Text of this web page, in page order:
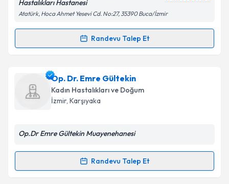
Metni'ni okudum ve kişisel verilerimin belirtilen
kapsamda işlenmesini kabul ediyorum.
Takvim Talebini Gönder
Hastalıkları Hastanesi
Atatürk, Hoca Ahmet Yesevi Cd. No:27, 35390 Buca/İzmir
Randevu Talep Et
Randevu Takvimi Talebi
Dr. Aysun Aybatlıiçin randevu takvimi talebi
oluşturun. Size bu uzmandan randevu almanız için bir
takvim hazırlandığında e-posta ile bilgilendireceğiz.
Kişisel verilerimin işlenmesine ilişkinAydınlatma
Op. Dr. Emre Gültekin
Kadın Hastalıkları ve Doğum
İzmir, Karşıyaka
Op.Dr Emre Gültekin Muayenehanesi
Randevu Talep Et
Randevu Takvimi Talebi